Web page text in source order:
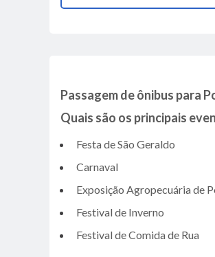
Passagem de ônibus para
Quais são os principais
Festa de São Geraldo
Carnaval
Exposição Agropecuária de
Festival de Inverno
Festival de Comida de Rua